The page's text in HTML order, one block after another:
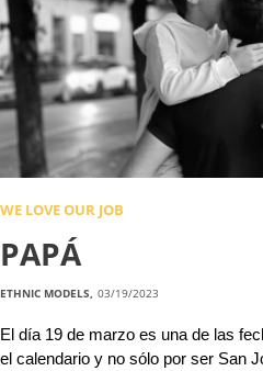
WE LOVE OUR JOB
PAPÁ
ETHNIC MODELS, 03/19/2023
El día 19 de marzo es una de las
el calendario y no sólo por ser San